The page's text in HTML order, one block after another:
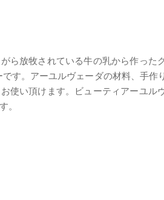
ら放牧されている牛の乳から作った
す。アーユルヴェーダの材料、手作
使い頂けます。ビューティアーユル
。